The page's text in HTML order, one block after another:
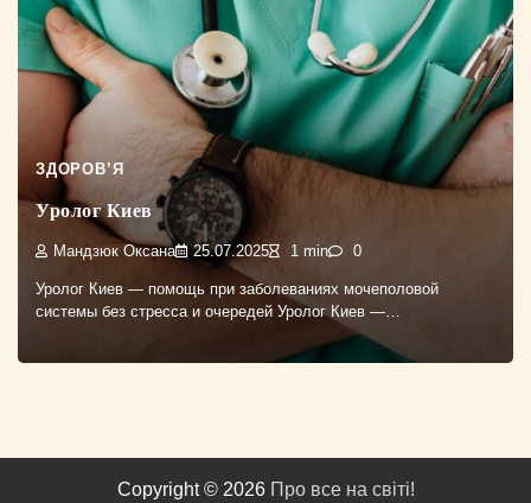
ЗДОРОВ’Я
Уролог Киев
Мандзюк Оксана 25.07.2025 1 min 0
Уролог Киев — помощь при заболеваниях мочеполовой
системы без стресса и очередей Уролог Киев —…
Copyright © 2026 Про все на світі!